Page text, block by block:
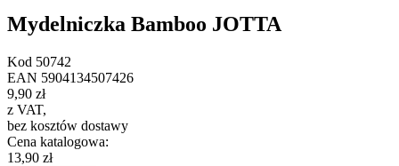
Mydelniczka Bamboo JOTTA
Kod 50742
EAN 5904134507426
9,90 zł
z VAT,
bez kosztów dostawy
Cena katalogowa:
13,90 zł